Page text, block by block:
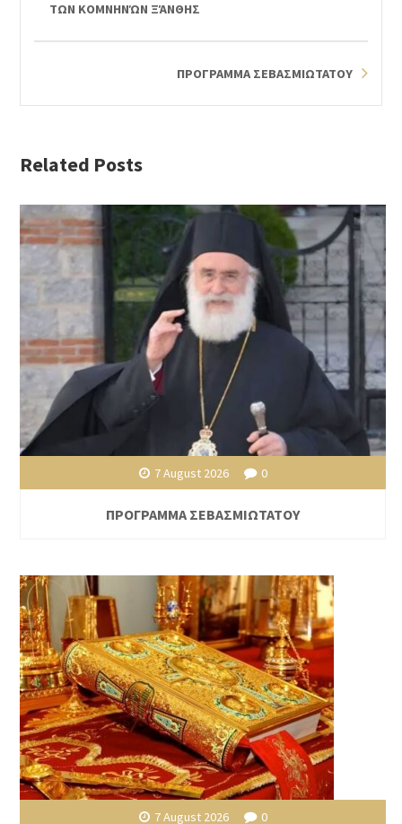
ΤΩΝ ΚΟΜΝΗΝΏΝ ΞΆΝΘΗΣ
ΠΡΟΓΡΑΜΜΑ ΣΕΒΑΣΜΙΩΤΑΤΟΥ
Related Posts
7 August 2026 0
ΠΡΟΓΡΑΜΜΑ ΣΕΒΑΣΜΙΩΤΑΤΟΥ
7 August 2026 0